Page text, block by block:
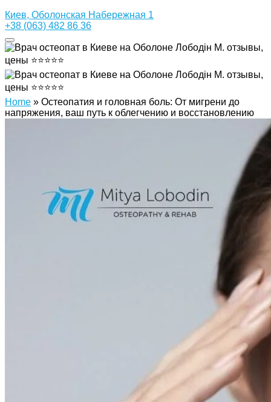
Киев, Оболонская Набережная 1
+38 (063) 482 86 36
Home » Остеопатия и головная боль: От мигрени до
напряжения, ваш путь к облегчению и восстановлению